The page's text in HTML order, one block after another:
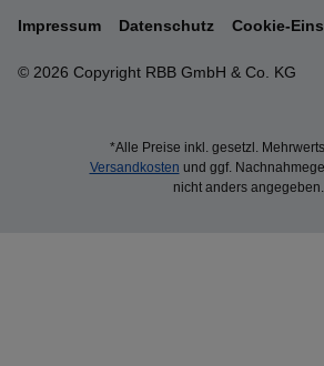
© 2026 Copyright RBB GmbH & Co. KG
Impressum Datenschutz Cookie-
*Alle Preise inkl. gesetzl.
Versandkosten und ggf.
nicht anders angegeben.